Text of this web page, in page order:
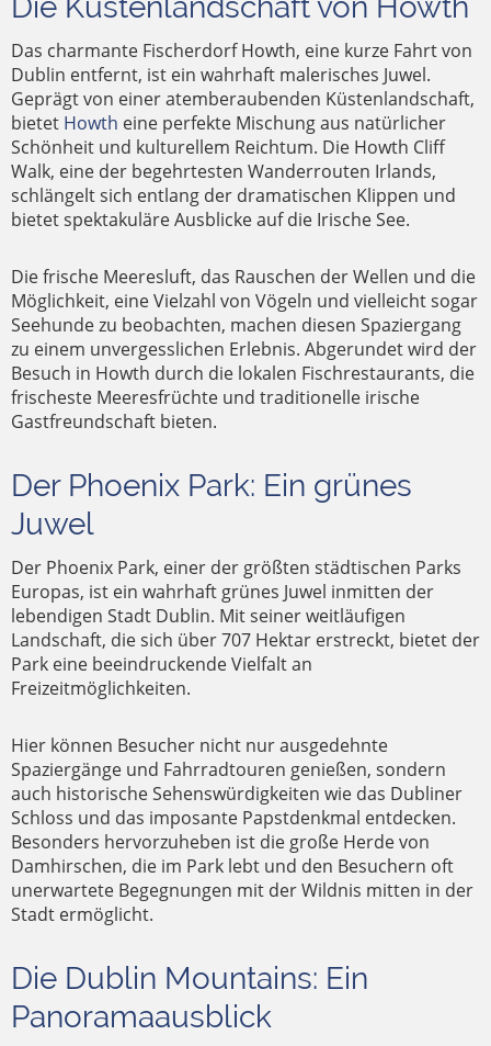
Das charmante Fischerdorf Howth, eine kurze Fahrt von
Dublin entfernt, ist ein wahrhaft malerisches Juwel.
Geprägt von einer atemberaubenden Küstenlandschaft,
bietet Howth eine perfekte Mischung aus natürlicher
Schönheit und kulturellem Reichtum. Die Howth Cliff
Walk, eine der begehrtesten Wanderrouten Irlands,
schlängelt sich entlang der dramatischen Klippen und
bietet spektakuläre Ausblicke auf die Irische See.
Die frische Meeresluft, das Rauschen der Wellen und die
Möglichkeit, eine Vielzahl von Vögeln und vielleicht sogar
Seehunde zu beobachten, machen diesen Spaziergang
zu einem unvergesslichen Erlebnis. Abgerundet wird der
Besuch in Howth durch die lokalen Fischrestaurants, die
frischeste Meeresfrüchte und traditionelle irische
Gastfreundschaft bieten.
Der Phoenix Park: Ein grünes
Juwel
Der Phoenix Park, einer der größten städtischen Parks
Europas, ist ein wahrhaft grünes Juwel inmitten der
lebendigen Stadt Dublin. Mit seiner weitläufigen
Landschaft, die sich über 707 Hektar erstreckt, bietet der
Park eine beeindruckende Vielfalt an
Freizeitmöglichkeiten.
Hier können Besucher nicht nur ausgedehnte
Spaziergänge und Fahrradtouren genießen, sondern
auch historische Sehenswürdigkeiten wie das Dubliner
Schloss und das imposante Papstdenkmal entdecken.
Besonders hervorzuheben ist die große Herde von
Damhirschen, die im Park lebt und den Besuchern oft
unerwartete Begegnungen mit der Wildnis mitten in der
Stadt ermöglicht.
Die Dublin Mountains: Ein
Panoramaausblick